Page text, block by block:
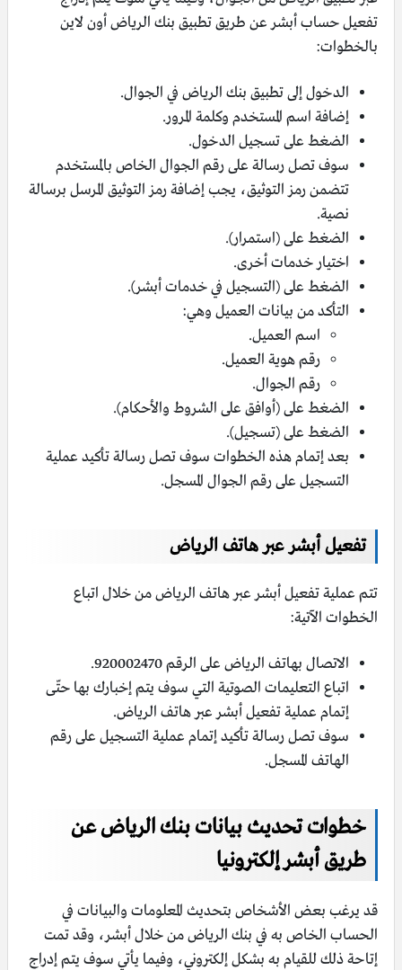
تفعيل حساب أبشر عن طريق تطبيق بنك الرياض أون لاين
بالخطوات:
الدخول إلى تطبيق بنك الرياض في الجوال.
إضافة اسم المستخدم وكلمة المرور.
الضغط على تسجيل الدخول.
سوف تصل رسالة على رقم الجوال الخاص بالمستخدم
تتضمن رمز التوثيق، يجب إضافة رمز التوثيق المرسل برسالة
نصية.
الضغط على (استمرار).
اختيار خدمات أخرى.
الضغط على (التسجيل في خدمات أبشر).
التأكد من بيانات العميل وهي:
اسم العميل.
رقم هوية العميل.
رقم الجوال.
الضغط على (أوافق على الشروط والأحكام).
الضغط على (تسجيل).
بعد إتمام هذه الخطوات سوف تصل رسالة تأكيد عملية
التسجيل على رقم الجوال المسجل.
تفعيل أبشر عبر هاتف الرياض
تتم عملية تفعيل أبشر عبر هاتف الرياض من خلال اتباع
الخطوات الآتية:
الاتصال بهاتف الرياض على الرقم 920002470.
اتباع التعليمات الصوتية التي سوف يتم إخبارك بها حتّى
إتمام عملية تفعيل أبشر عبر هاتف الرياض.
سوف تصل رسالة تأكيد إتمام عملية التسجيل على رقم
الهاتف المسجل.
خطوات تحديث بيانات بنك الرياض عن
طريق أبشر إلكترونيا
قد يرغب بعض الأشخاص بتحديث المعلومات والبيانات في
الحساب الخاص به في بنك الرياض من خلال أبشر، وقد تمت
إتاحة ذلك للقيام به بشكل إلكتروني، وفيما يأتي سوف يتم إدراج